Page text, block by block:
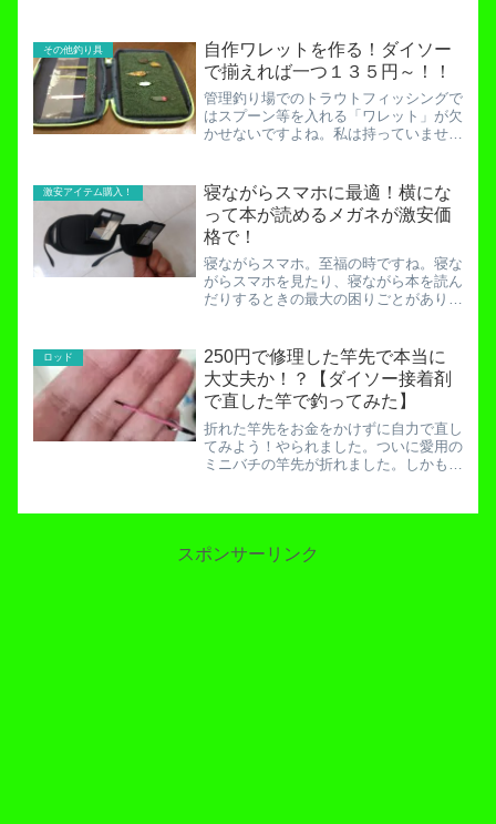
ロ、ニジマス、ヤマメ、イワナ（養殖巨
大イワナ）です。これをどんな...
その他釣り具
自作ワレットを作る！ダイソー
で揃えれば一つ１３５円～！！
管理釣り場でのトラウトフィッシングで
はスプーン等を入れる「ワレット」が欠
かせないですよね。私は持っていませ
うのです。しかし欲しい・・・なので今
回は自作ワレットを作ってみ...
激安アイテム購入！
寝ながらスマホに最適！横にな
って本が読めるメガネが激安価
格で！
寝ながらスマホ。至福の時ですね。寝な
がらスマホを見たり、寝ながら本を読ん
だりするときの最大の困りごとがありま
作する。確実に腕が痛くなりますね。筋
力アップにつながるわけでも...
ロッド
250円で修理した竿先で本当に
大丈夫か！？【ダイソー接着剤
で直した竿で釣ってみた】
折れた竿先をお金をかけずに自力で直し
てみよう！やられました。ついに愛用の
ミニバチの竿先が折れました。しかも強
中にゆっくりと折れていきました。フィ
スポンサーリンク